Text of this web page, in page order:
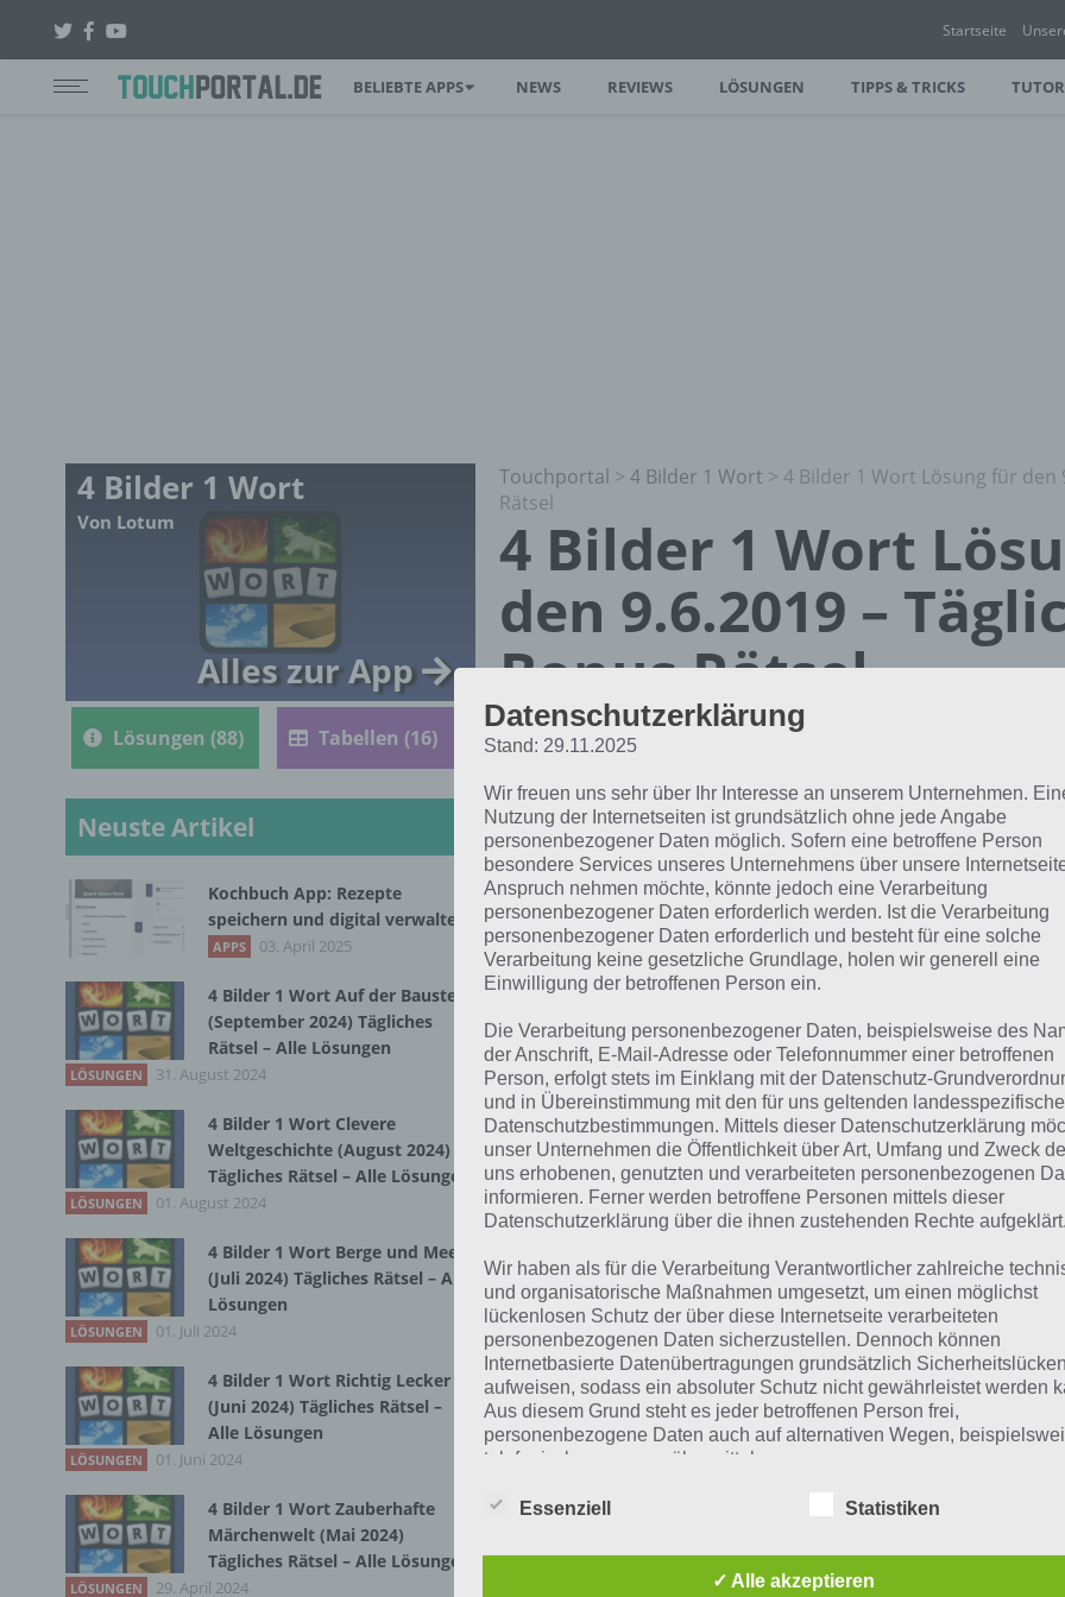
Startseite
BELIEBTE APPS NEWS REVIEWS LÖSUNGEN TIPPS & TRICKS
Touchportal > 4 Bilder 1 Wort > 4 Bilder 1 Wort Lösung für den
Rätsel
4 Bilder 1 Wort
den 9.6.2019 –
Bonus Rätsel
Paul Stelzer
01.06.2019
App Empfehlung: IQ Test App
Mit zahlreichen Aufgaben zum Knobeln und Üben
JETZT KOSTENLOS HERUNTERLADEN
Die Lösung für das täglicheBONUSRätsel vom 9.6.2019 zu
Bilder 1 Wort. Wenn du dort aktuell feststeckst, hier die
REPTILIEN
Bei dieser Lösung handelt es sich nämlich um das tägliche
haben wir noch die Links beispielsweise zum täglichen
war:
Tägliches Rätsel:Zur Lösung vom 9.6.2019
Rätsel aus dem Jahr 2018: Schau mal, was vor einem Jahr,
gesucht war
Zur Übersicht:4 Bilder 1 Wort Lösungen zu Namibia im Juni
4 Bilder 1 Wort
Von Lotum
Alles zur App
Lösungen (88) Tabellen (16)
Neuste Artikel
Kochbuch App: Rezepte
speichern und digital verwalten
APPS 03. April 2025
4 Bilder 1 Wort Auf der Baustelle
(September 2024) Tägliches
Rätsel – Alle Lösungen
LÖSUNGEN 31. August 2024
4 Bilder 1 Wort Clevere
Weltgeschichte (August 2024)
Tägliches Rätsel – Alle Lösungen
LÖSUNGEN 01. August 2024
4 Bilder 1 Wort Berge und Meer
(Juli 2024) Tägliches Rätsel – Alle
Lösungen
LÖSUNGEN 01. Juli 2024
4 Bilder 1 Wort Richtig Lecker
(Juni 2024) Tägliches Rätsel –
Alle Lösungen
LÖSUNGEN 01. Juni 2024
4 Bilder 1 Wort Zauberhafte
Märchenwelt (Mai 2024)
Tägliches Rätsel – Alle Lösungen
LÖSUNGEN 29. April 2024
Datenschutzerklärung
Stand: 29.11.2025
Wir freuen uns sehr über Ihr Interesse an unserem Unternehmen.
Nutzung der Internetseiten ist grundsätzlich ohne jede Angabe
personenbezogener Daten möglich. Sofern eine betroffene Person
besondere Services unseres Unternehmens über unsere
Anspruch nehmen möchte, könnte jedoch eine Verarbeitung
personenbezogener Daten erforderlich werden. Ist die Verarbeitung
personenbezogener Daten erforderlich und besteht für eine solche
Verarbeitung keine gesetzliche Grundlage, holen wir generell eine
Einwilligung der betroffenen Person ein.
Die Verarbeitung personenbezogener Daten, beispielsweise des
der Anschrift, E-Mail-Adresse oder Telefonnummer einer betroffenen
Person, erfolgt stets im Einklang mit der Datenschutz-
und in Übereinstimmung mit den für uns geltenden
Datenschutzbestimmungen. Mittels dieser Datenschutzerklärung
unser Unternehmen die Öffentlichkeit über Art, Umfang und Zweck
uns erhobenen, genutzten und verarbeiteten personenbezogenen
informieren. Ferner werden betroffene Personen mittels dieser
Datenschutzerklärung über die ihnen zustehenden Rechte aufgeklärt.
Wir haben als für die Verarbeitung Verantwortlicher zahlreiche
und organisatorische Maßnahmen umgesetzt, um einen möglichst
lückenlosen Schutz der über diese Internetseite verarbeiteten
personenbezogenen Daten sicherzustellen. Dennoch können
Internetbasierte Datenübertragungen grundsätzlich Sicherheitslücken
aufweisen, sodass ein absoluter Schutz nicht gewährleistet werden
Aus diesem Grund steht es jeder betroffenen Person frei,
personenbezogene Daten auch auf alternativen Wegen,
telefonisch, an uns zu übermitteln.
Essenziell Statistiken
✓ Alle akzeptieren